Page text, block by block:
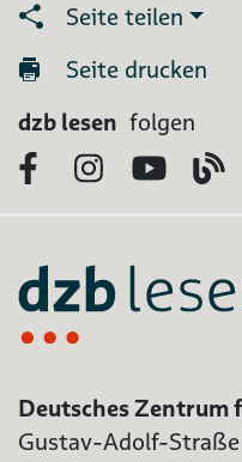
Seite teilen
Seite drucken
dzb lesen folgen
FacebookInstagram
YouTube
Deutsches Zentrum
Gustav-Adolf-